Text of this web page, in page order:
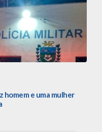
e uma mulher